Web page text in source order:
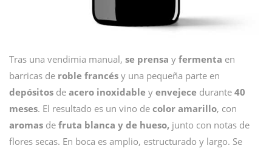
Tras una vendimia manual, se prensa y fermenta en
barricas de roble francés y una pequeña parte en
depósitos de acero inoxidable y envejece durante 40
meses. El resultado es un vino de color amarillo, con
aromas de fruta blanca y de hueso, junto con notas de
flores secas. En boca es amplio, estructurado y largo. Se